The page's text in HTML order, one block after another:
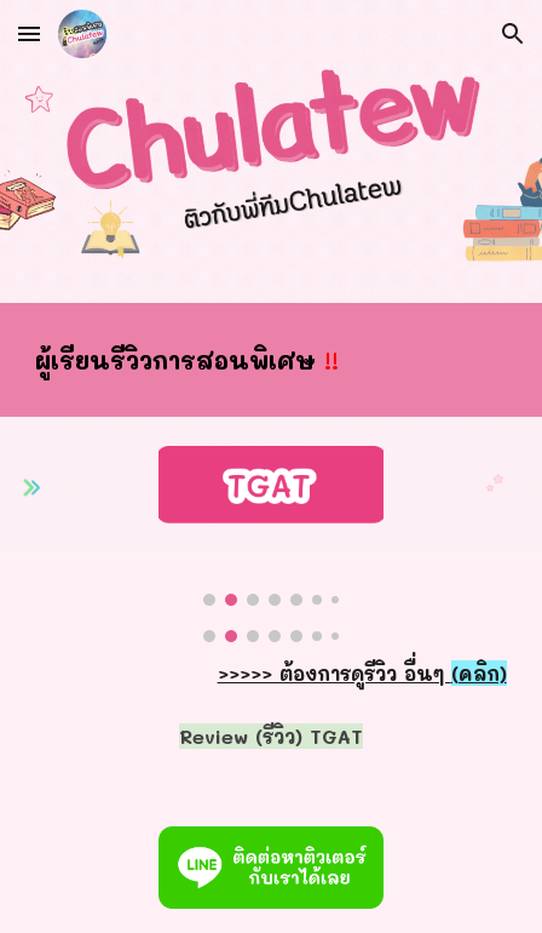
Skip to main content Skip to navigation
ผู้เรียนรีวิวการสอนพิเศษ !!
>>>>> ต้องการดูรีวิว อื่นๆ (คลิก)
Review (รีวิว) TGAT